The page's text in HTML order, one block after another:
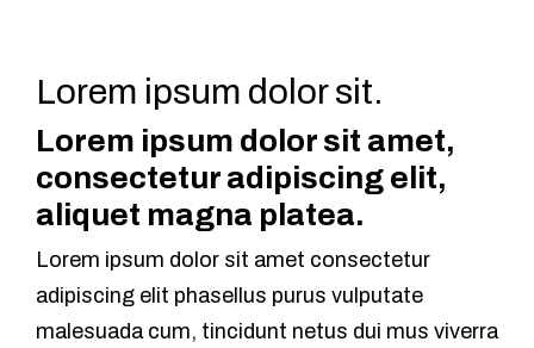
Lorem ipsum dolor sit.
Lorem ipsum dolor sit amet,
consectetur adipiscing elit,
aliquet magna platea.
Lorem ipsum dolor sit amet consectetur
adipiscing elit phasellus purus vulputate
malesuada cum, tincidunt netus dui mus viverra